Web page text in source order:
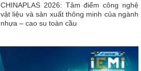
CHINAPLAS 2026: Tâm điểm công nghệ
vật liệu và sản xuất thông minh của ngành
nhựa – cao su toàn cầu